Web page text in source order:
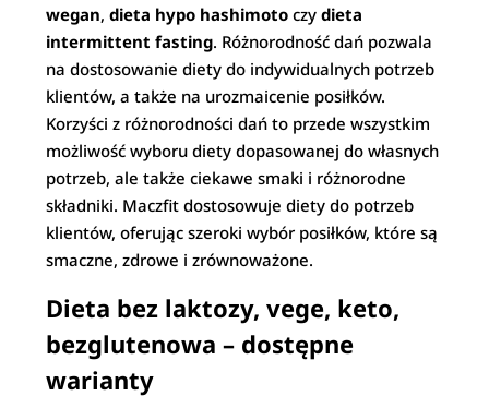
wegan,dieta hypo hashimoto czydieta
intermittent fasting. Różnorodność dań pozwala
na dostosowanie diety do indywidualnych potrzeb
klientów, a także na urozmaicenie posiłków.
Korzyści z różnorodności dań to przede wszystkim
możliwość wyboru diety dopasowanej do własnych
potrzeb, ale także ciekawe smaki i różnorodne
składniki. Maczfit dostosowuje diety do potrzeb
klientów, oferując szeroki wybór posiłków, które są
smaczne, zdrowe i zrównoważone.
Dieta bez laktozy, vege, keto,
bezglutenowa – dostępne
warianty